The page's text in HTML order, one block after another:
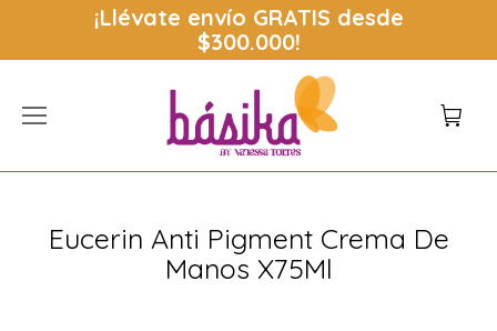
¡Llévate envío GRATIS desde
$300.000!
Eucerin Anti Pigment Crema De
Manos X75Ml